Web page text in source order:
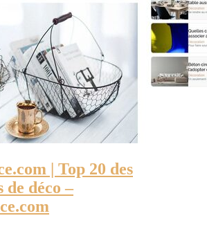
| Top 20 des
de déco –